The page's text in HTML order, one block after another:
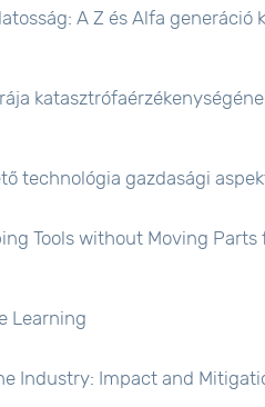
A Z és Alfa
technológia gazdasági
Tools without Moving
Learning
Industry: Impact and